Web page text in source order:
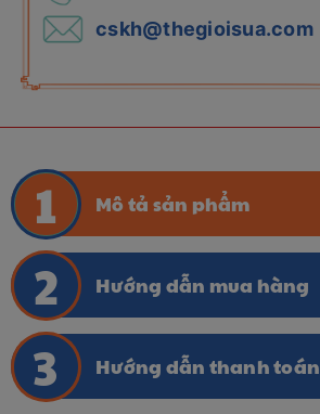
cskh@thegioisua.com
Mô tả sản phẩm
Hướng dẫn mua hàng
Hướng dẫn thanh toán